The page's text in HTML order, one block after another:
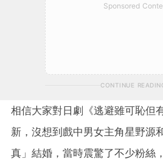
Sponsored
CONTINUE
相信大家對日劇《逃避雖可恥但
新，沒想到戲中男女主角星野源
真」結婚，當時震驚了不少粉絲